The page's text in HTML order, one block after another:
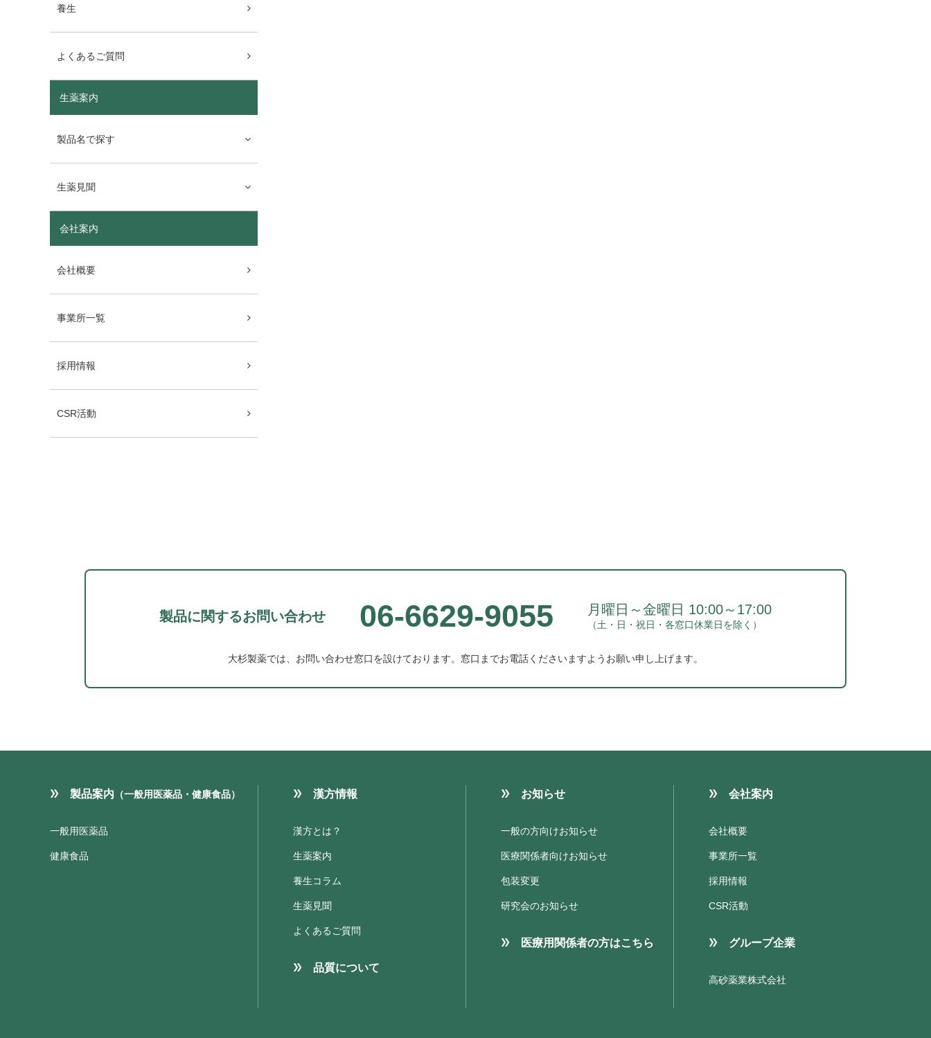
養生
よくあるご質問
生薬案内
製品名で探す
生薬見聞
会社案内
会社概要
事業所一覧
採用情報
CSR活動
製品に関するお問い合わせ 06-6629-9055 月曜日～金曜日 10:00～17:00
（土・日・祝日・各窓口休業日を除く）
大杉製薬では、お問い合わせ窓口を設けております。 窓口までお電話くださいますようお願い申し上げます。
製品案内 （一般用医薬品・健康食品）
一般用医薬品
健康食品
漢方情報
漢方とは？
生薬案内
養生コラム
生薬見聞
よくあるご質問
品質について
お知らせ
一般の方向けお知らせ
医療関係者向けお知らせ
包装変更
研究会のお知らせ
医療用関係者の方はこちら
会社案内
会社概要
事業所一覧
採用情報
CSR活動
グループ企業
高砂薬業株式会社